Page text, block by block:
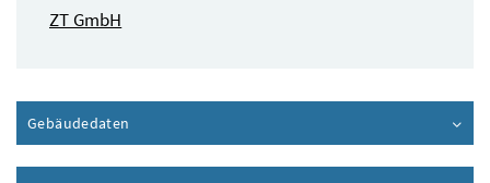
ZT GmbH
Gebäudedaten